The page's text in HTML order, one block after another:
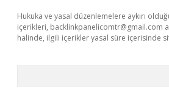
Hukuka ve yasal düzenlemelere aykırı
içerikleri, backlinkpanelicomtr@gmail.com
halinde, ilgili içerikler yasal süre içerisinde